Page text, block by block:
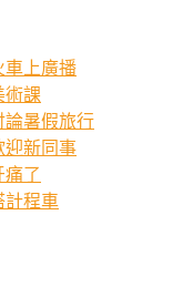
車上廣播
術課
論暑假旅行
迎新同事
痛了
計程車